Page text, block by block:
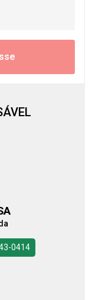
0414